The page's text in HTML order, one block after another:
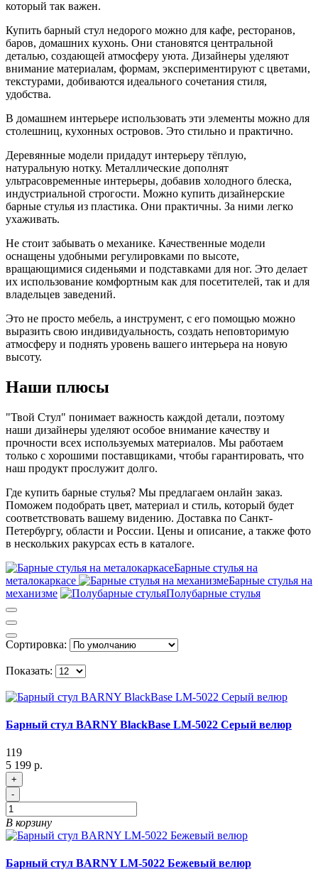
который так важен.
Купить барный стул недорого можно для кафе, ресторанов,
баров, домашних кухонь. Они становятся центральной
деталью, создающей атмосферу уюта. Дизайнеры уделяют
внимание материалам, формам, экспериментируют с цветами,
текстурами, добиваются идеального сочетания стиля,
удобства.
В домашнем интерьере использовать эти элементы можно для
столешниц, кухонных островов. Это стильно и практично.
Деревянные модели придадут интерьеру тёплую,
натуральную нотку. Металлические дополнят
ультрасовременные интерьеры, добавив холодного блеска,
индустриальной строгости. Можно купить дизайнерские
барные стулья из пластика. Они практичны. За ними легко
ухаживать.
Не стоит забывать о механике. Качественные модели
оснащены удобными регулировками по высоте,
вращающимися сиденьями и подставками для ног. Это делает
их использование комфортным как для посетителей, так и для
владельцев заведений.
Это не просто мебель, а инструмент, с его помощью можно
выразить свою индивидуальность, создать неповторимую
атмосферу и поднять уровень вашего интерьера на новую
высоту.
Наши плюсы
"Твой Стул" понимает важность каждой детали, поэтому
наши дизайнеры уделяют особое внимание качеству и
прочности всех используемых материалов. Мы работаем
только с хорошими поставщиками, чтобы гарантировать, что
наш продукт прослужит долго.
Где купить барные стулья? Мы предлагаем онлайн заказ.
Поможем подобрать цвет, материал и стиль, который будет
соответствовать вашему видению. Доставка по Санкт-
Петербургу, области и России. Цены и описание, а также фото
в нескольких ракурсах есть в каталоге.
Барные стулья на
металокаркасе
Барные стулья на
механизме
Полубарные стулья
Сортировка:
Показать:
Барный стул BARNY BlackBase LM-5022 Серый велюр
119
5 199 р.
+
-
В корзину
Барный стул BARNY LM-5022 Бежевый велюр